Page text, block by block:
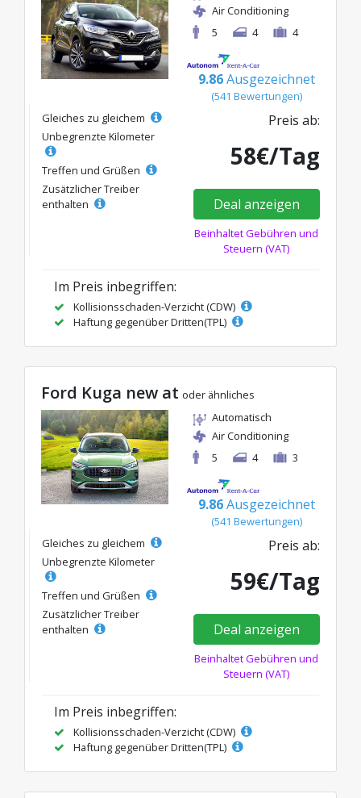
Air Conditioning
5
4 4
9.86 Ausgezeichnet
(541 Bewertungen)
Gleiches zu gleichem
Unbegrenzte Kilometer
Treffen und Grüßen
Zusätzlicher Treiber
enthalten
Preis ab:
58€/Tag
Deal anzeigen
Beinhaltet Gebühren und
Steuern (VAT)
Im Preis inbegriffen:
Kollisionsschaden-Verzicht (CDW)
Haftung gegenüber Dritten(TPL)
Ford Kuga new at oder ähnliches
Automatisch
Air Conditioning
5
4 3
9.86 Ausgezeichnet
(541 Bewertungen)
Gleiches zu gleichem
Unbegrenzte Kilometer
Treffen und Grüßen
Zusätzlicher Treiber
enthalten
Preis ab:
59€/Tag
Deal anzeigen
Beinhaltet Gebühren und
Steuern (VAT)
Im Preis inbegriffen:
Kollisionsschaden-Verzicht (CDW)
Haftung gegenüber Dritten(TPL)